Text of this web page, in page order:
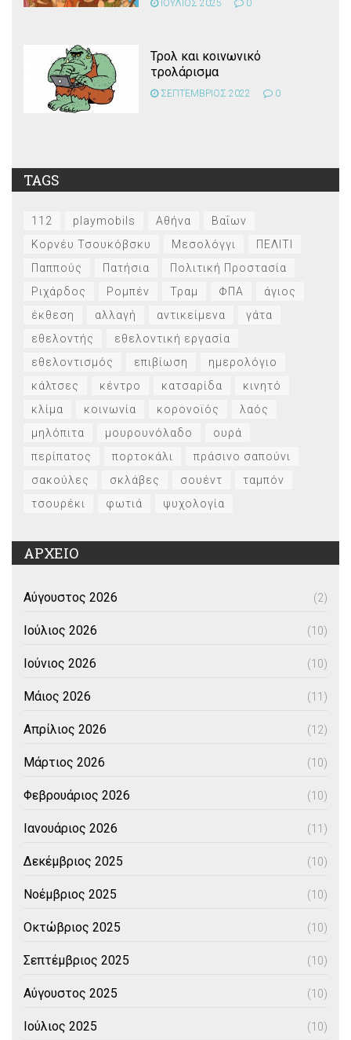
ΙΟΥΛΙΟΣ 2025 0
Τρολ και κοινωνικό
τρολάρισμα
ΣΕΠΤΕΜΒΡΙΟΣ 2022 0
TAGS
112 playmobils Αθήνα
Βαΐων
Κορνέυ Τσουκόβσκυ
Μεσολόγγι
ΠΕΛΙΤΙ
Παππούς
Πατήσια
Πολιτική Προστασία
Ριχάρδος
Ρομπέν Τραμ ΦΠΑ
άγιος
έκθεση
αλλαγή αντικείμενα
γάτα
εθελοντής
εθελοντική εργασία
εθελοντισμός
επιβίωση
ημερολόγιο
κάλτσες
κέντρο κατσαρίδα
κινητό
κλίμα
κοινωνία κορονοϊός
λαός
μηλόπιτα
μουρουνόλαδο
ουρά
περίπατος
πορτοκάλι
πράσινο σαπούνι
σακούλες
σκλάβες σουέντ
ταμπόν
τσουρέκι
φωτιά ψυχολογία
ΑΡΧΕΙΟ
Αύγουστος 2026 (2)
Ιούλιος 2026 (10)
Ιούνιος 2026 (10)
Μάιος 2026 (11)
Απρίλιος 2026 (12)
Μάρτιος 2026 (10)
Φεβρουάριος 2026 (10)
Ιανουάριος 2026 (11)
Δεκέμβριος 2025 (10)
Νοέμβριος 2025 (10)
Οκτώβριος 2025 (10)
Σεπτέμβριος 2025 (10)
Αύγουστος 2025 (10)
Ιούλιος 2025 (10)